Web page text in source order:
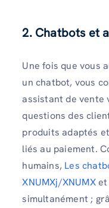
2. Chatbots et
Une fois que vous
un chatbot, vous
assistant de vente
questions des
produits adaptés
liés au paiement.
humains, Les
XNUMXj/XNUMXet
simultanément ;